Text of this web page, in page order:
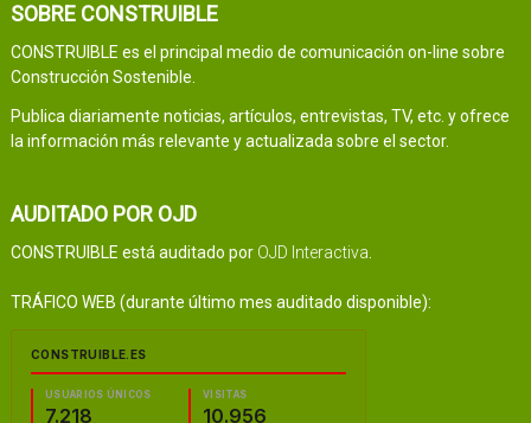
SOBRE CONSTRUIBLE
CONSTRUIBLE es el principal medio de comunicación on-line sobre
Construcción Sostenible.
Publica diariamente noticias, artículos, entrevistas, TV, etc. y ofrece
la información más relevante y actualizada sobre el sector.
AUDITADO POR OJD
CONSTRUIBLE está auditado por OJD Interactiva
TRÁFICO WEB (durante último mes auditado disponible):